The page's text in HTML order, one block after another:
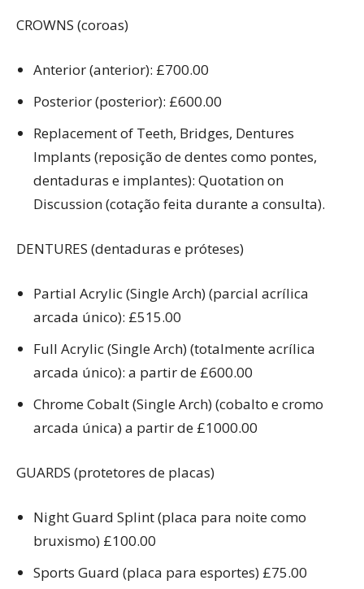
CROWNS (coroas)
Anterior (anterior): £700.00
Posterior (posterior): £600.00
Replacement of Teeth, Bridges, Dentures
Implants (reposição de dentes como pontes,
dentaduras e implantes): Quotation on
Discussion (cotação feita durante a consulta).
DENTURES (dentaduras e próteses)
Partial Acrylic (Single Arch) (parcial acrílica
arcada único): £515.00
Full Acrylic (Single Arch) (totalmente acrílica
arcada único): a partir de £600.00
Chrome Cobalt (Single Arch) (cobalto e cromo
arcada única) a partir de £1000.00
GUARDS (protetores de placas)
Night Guard Splint (placa para noite como
bruxismo) £100.00
Sports Guard (placa para esportes) £75.00